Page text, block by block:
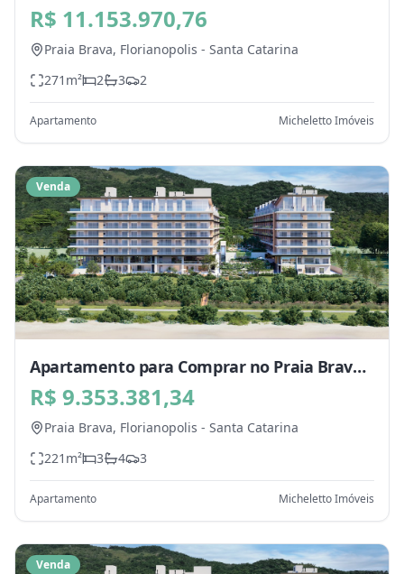
Florianopolis - SC
R$ 11.153.970,76
Praia Brava, Florianopolis - Santa Catarina
271 m² 2 3 2
Apartamento Micheletto Imóveis
Venda
Apartamento para Comprar no Praia Brava,
Florianopolis - SC
R$ 9.353.381,34
Praia Brava, Florianopolis - Santa Catarina
221 m² 3 4 3
Apartamento Micheletto Imóveis
Venda